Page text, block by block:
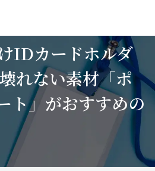
IDカードホルダ
れない素材「ポ
ト」がおすすめの